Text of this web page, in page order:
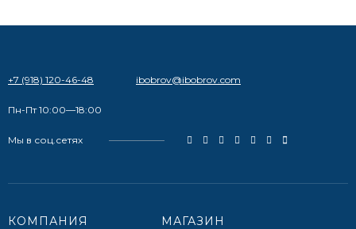
+7 (918) 120-46-48 ibobrov@ibobrov.com
Пн-Пт 10:00—18:00
Мы в соц.сетях
КОМПАНИЯ МАГАЗИН